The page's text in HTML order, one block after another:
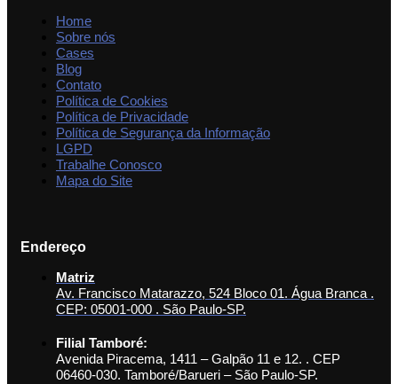
Home
Sobre nós
Cases
Blog
Contato
Política de Cookies
Política de Privacidade
Política de Segurança da Informação
LGPD
Trabalhe Conosco
Mapa do Site
Endereço
Matriz
Av. Francisco Matarazzo, 524 Bloco 01. Água Branca .
CEP: 05001-000 . São Paulo-SP.
Filial Tamboré:
Avenida Piracema, 1411 – Galpão 11 e 12. . CEP
06460-030. Tamboré/Barueri – São Paulo-SP.